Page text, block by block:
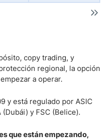
copy trading, y
regional, la opción
a operar.
y está regulado por ASIC
(Dubái) y FSC (Belice).
que están empezando,